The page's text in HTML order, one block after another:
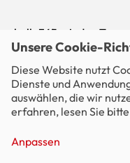
halle365 - Jeden Tag
Sport, Kino,
Veranstaltungen im
Unsere Cookie-
Diese Website nutzt
Dienste und
auswählen, die wir
erfahren, lesen Sie
Anpassen